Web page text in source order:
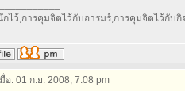
กไว้,การคุมจิตไว้กับอารมร์,การคุมจิตไว้กั
อ: 01 ก.ย. 2008, 7:08 pm